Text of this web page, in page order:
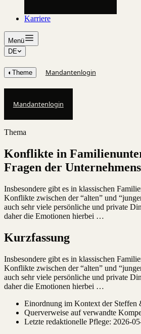
Karriere
Menü
DE
◐ Theme Mandantenlogin
Mandantenlogin
Thema
Konflikte in
Fragen der
Insbesondere gibt es in klassischen
Konflikte zwischen der “alten” und
auch sehr viele persönliche und private
daher die Emotionen hierbei …
Kurzfassung
Insbesondere gibt es in klassischen
Konflikte zwischen der “alten” und
auch sehr viele persönliche und private
daher die Emotionen hierbei …
Einordnung im Kontext der Steffen
Querverweise auf verwandte
Letzte redaktionelle Pflege: 2026-